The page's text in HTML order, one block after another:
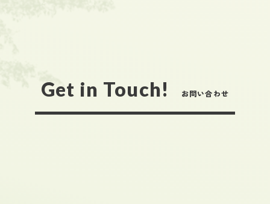
Get in Touch! お問い合わせ